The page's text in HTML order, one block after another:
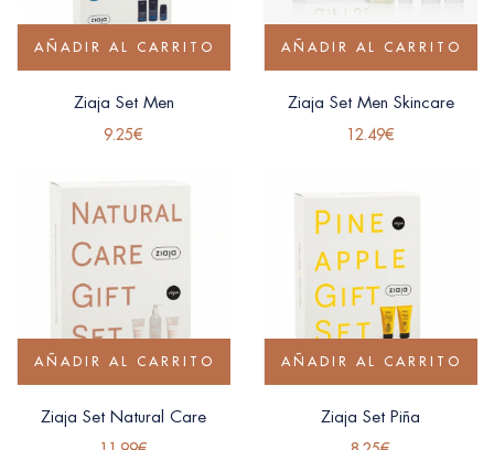
AÑADIR AL CARRITO
Ziaja Set Men
9.25€
AÑADIR AL CARRITO
Ziaja Set Men Skincare
12.49€
AÑADIR AL CARRITO
Ziaja Set Natural Care
AÑADIR AL CARRITO
Ziaja Set Piña